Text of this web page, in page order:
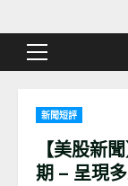
Primary
新聞短評
【美股新
期 – 呈現